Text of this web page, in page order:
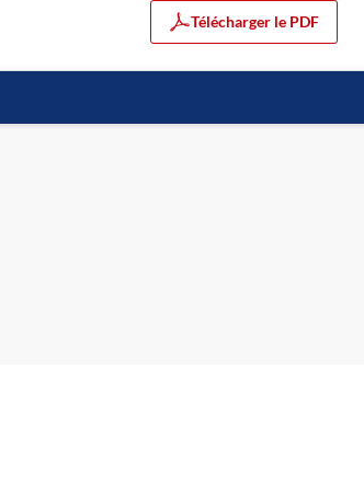
Télécharger le PDF